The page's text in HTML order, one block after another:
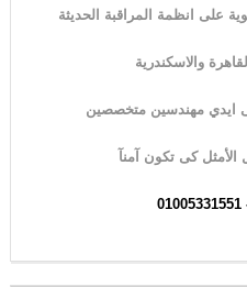
على انظمة المراقبة الحديثة
والاسكندرية
ايدي مهندسين متخصصين
الأمثل كى تكون آمنآ